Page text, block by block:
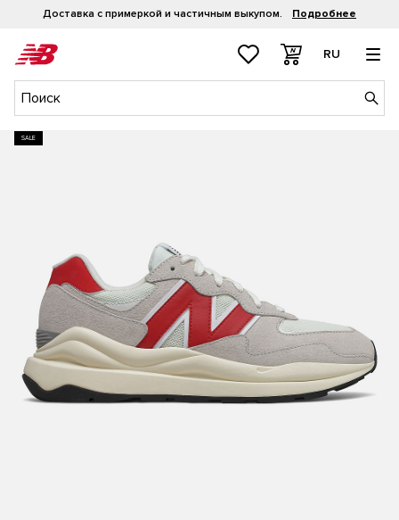
Доставка с примеркой и частичным выкупом. Подробнее
RU
SALE